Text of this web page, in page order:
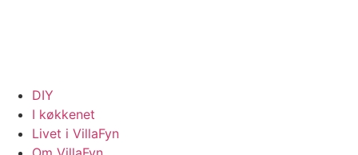
DIY
I køkkenet
Livet i VillaFyn